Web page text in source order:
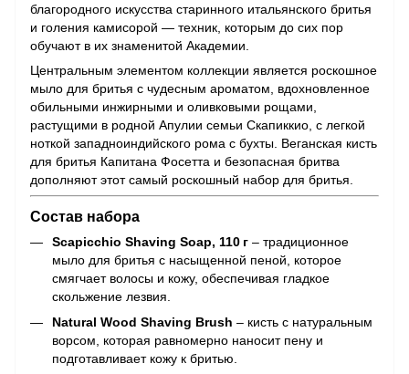
благородного искусства старинного итальянского бритья
и голения камисорой — техник, которым до сих пор
обучают в их знаменитой Академии.
Центральным элементом коллекции является роскошное
мыло для бритья с чудесным ароматом, вдохновленное
обильными инжирными и оливковыми рощами,
растущими в родной Апулии семьи Скапиккио, с легкой
ноткой западноиндийского рома с бухты. Веганская кисть
для бритья Капитана Фосетта и безопасная бритва
дополняют этот самый роскошный набор для бритья.
Состав набора
Scapicchio Shaving Soap, 110 г – традиционное
мыло для бритья с насыщенной пеной, которое
смягчает волосы и кожу, обеспечивая гладкое
скольжение лезвия.
Natural Wood Shaving Brush – кисть с натуральным
ворсом, которая равномерно наносит пену и
подготавливает кожу к бритью.